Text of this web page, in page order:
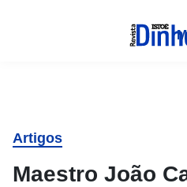
Artigos
Maestro João